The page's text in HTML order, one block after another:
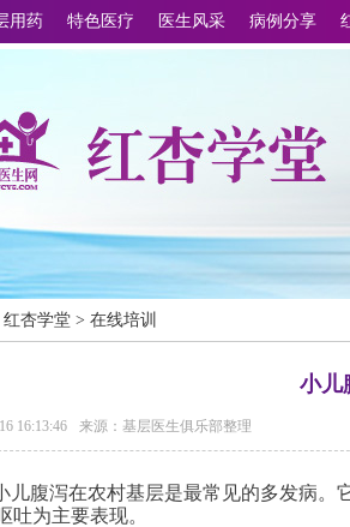
用药 特色医疗 医生风采 病例分享
红杏学堂 > 在线培训
小儿
16:13:46 来源：基层医生俱乐部整理
儿腹泻在农村基层是最常见的多发病。
吐为主要表现。